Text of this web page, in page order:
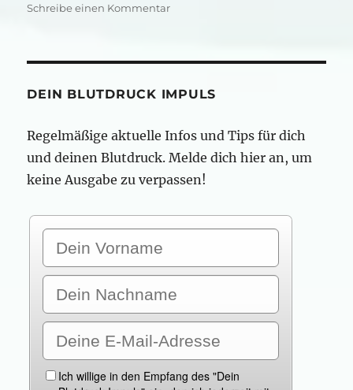
Schreibe einen Kommentarzu
und
nicht
lange
dauern
DEIN BLUTDRUCK IMPULS
Regelmäßige aktuelle Infos und Tips für dich
und deinen Blutdruck. Melde dich hier an, um
keine Ausgabe zu verpassen!